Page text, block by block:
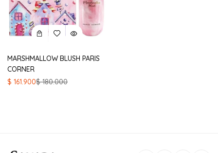
MARSHMALLOW BLUSH PARIS
CORNER
$180.000
El
$ 161.900
El